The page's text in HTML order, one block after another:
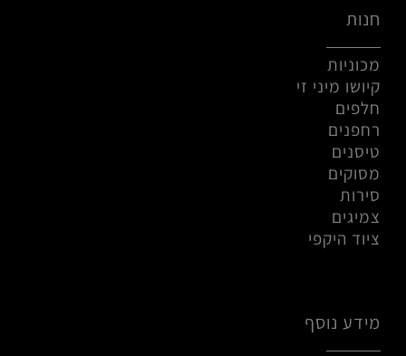
חנות
מכוניות
קיושו מיני זי
חלפים
רחפנים
טיסנים
מסוקים
סירות
צמיגים
ציוד היקפי
מידע נוסף